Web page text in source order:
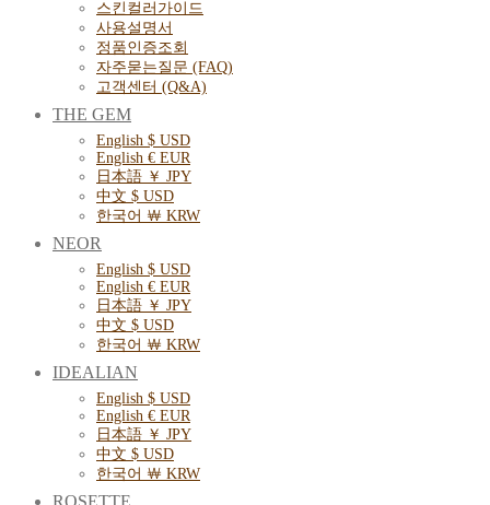
스킨컬러가이드
사용설명서
정품인증조회
자주묻는질문 (FAQ)
고객센터 (Q&A)
THE GEM
English $ USD
English € EUR
日本語 ￥ JPY
中文 $ USD
한국어 ￦ KRW
NEOR
English $ USD
English € EUR
日本語 ￥ JPY
中文 $ USD
한국어 ￦ KRW
IDEALIAN
English $ USD
English € EUR
日本語 ￥ JPY
中文 $ USD
한국어 ￦ KRW